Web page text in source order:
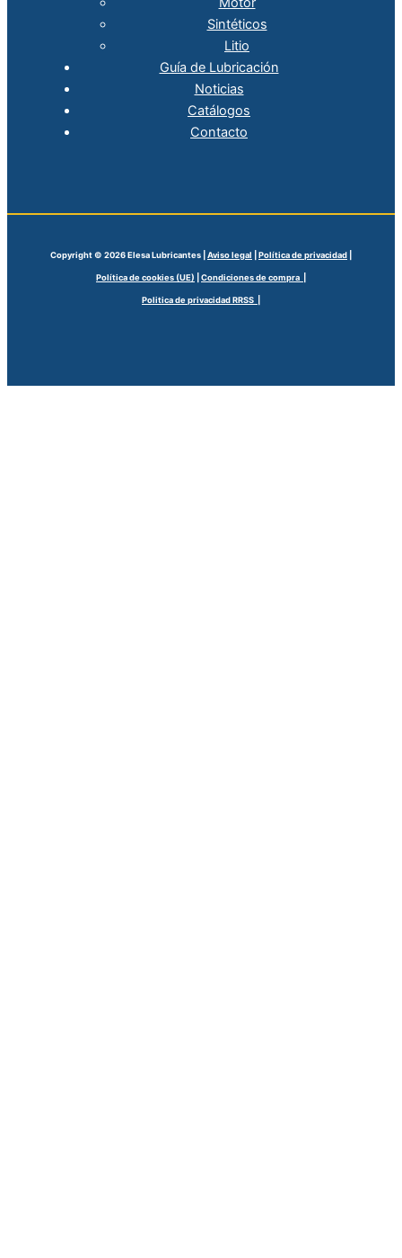
Sintéticos
Litio
Guía de Lubricación
Noticias
Catálogos
Contacto
Copyright © 2026 Elesa Lubricantes | Aviso legal Política de privacidad
Política de cookies (UE) Condiciones de compra |
Politica de privacidad RRSS |